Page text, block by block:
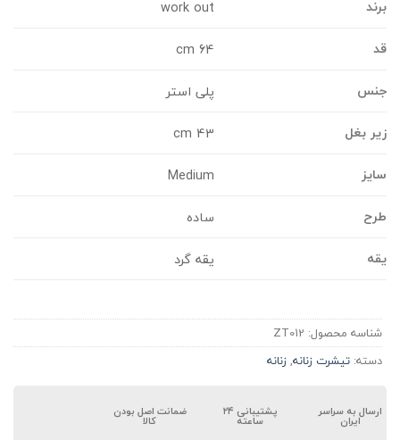
برند
work out
64 cm
جنس
پلی استر
زیر بغل
43 cm
سایز
Medium
طرح
ساده
یقه
یقه گرد
شناسه محصول:ZT012
دسته:تیشرت زنانه,زنانه
ارسال به سراسر
ایران
پشتیبانی ۲۴
ساعته
ضمانت اصل بودن